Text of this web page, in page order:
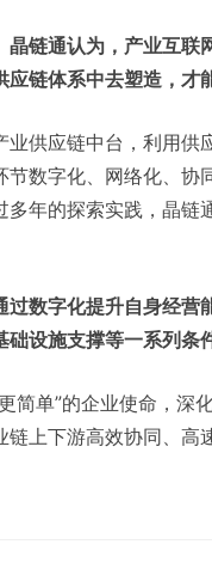
链通认为，产业互
链体系中去塑造，才
供应链中台，利用
数字化、网络化、
年的探索实践，晶
数字化提升自身经
设施支撑等一系列条
简单”的企业使命，
上下游高效协同、